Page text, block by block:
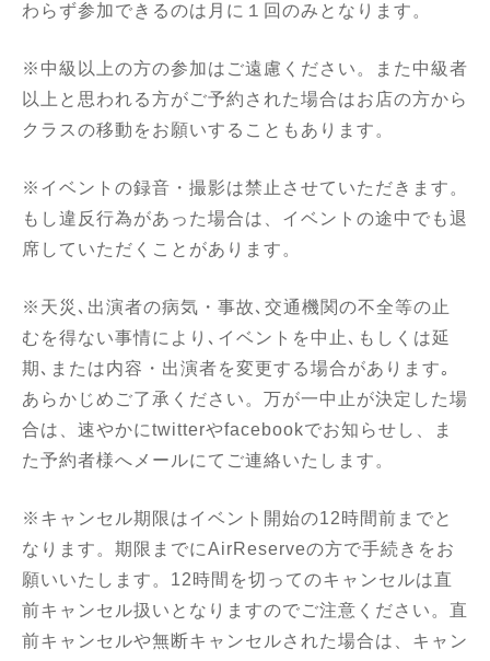
わらず参加できるのは月に１回のみとなります。
※中級以上の方の参加はご遠慮ください。また中級者
以上と思われる方がご予約された場合はお店の方から
クラスの移動をお願いすることもあります。
※イベントの録音・撮影は禁止させていただきます。
もし違反行為があった場合は、イベントの途中でも退
席していただくことがあります。
※天災､出演者の病気・事故､交通機関の不全等の止
むを得ない事情により､イベントを中止､もしくは延
期､または内容・出演者を変更する場合があります｡
あらかじめご了承ください。万が一中止が決定した場
合は、速やかにtwitterやfacebookでお知らせし、ま
た予約者様へメールにてご連絡いたします。
※キャンセル期限はイベント開始の12時間前までと
なります。期限までにAirReserveの方で手続きをお
願いいたします。12時間を切ってのキャンセルは直
前キャンセル扱いとなりますのでご注意ください。直
前キャンセルや無断キャンセルされた場合は、キャン